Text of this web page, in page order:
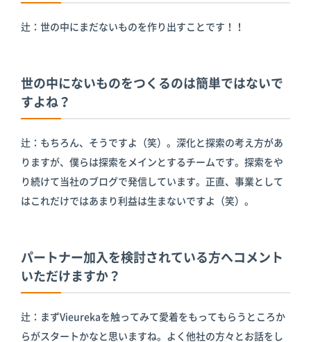
辻：世の中にまだないものを作り出すことです！！
世の中にないものをつくるのは簡単ではないで
すよね？
辻：もちろん、そうですよ（笑）。深化と探索の考え方があ
りますが、僕らは探索をメインとするチームです。探索をや
り続けて当社のブログで発信しています。正直、事業として
はこれだけではあまり利益は生まないですよ（笑）。
パートナー加入を検討されている方へコメント
いただけますか？
辻：まずVieurekaを触ってみて愛着をもってもらうところか
らがスタートかなと思いますね。よく他社の方々とお話をし